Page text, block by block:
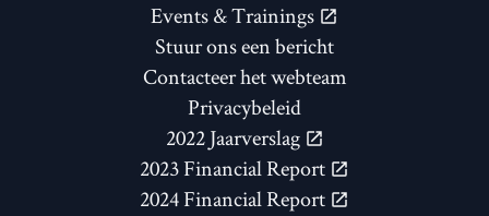
Events & Trainings
Stuur ons een bericht
Contacteer het webteam
Privacybeleid
2022 Jaarverslag
2023 Financial Report
2024 Financial Report